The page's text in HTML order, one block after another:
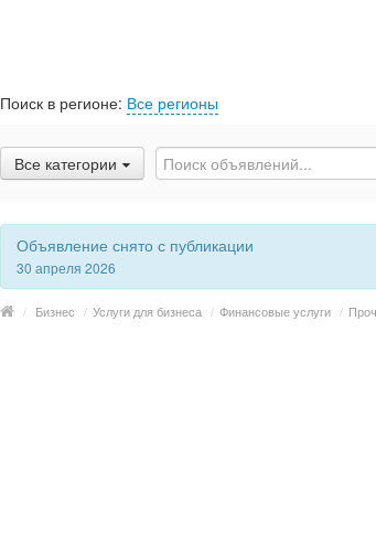
Поиск в регионе: Все регионы
Все категории
Объявление снято с публикации
30 апреля 2026
/ Бизнес / Услуги для бизнеса / Финансовые услуги /